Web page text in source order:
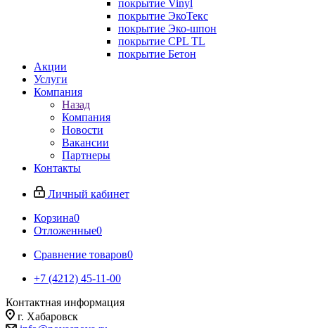
покрытие Vinyl
покрытие ЭкоТекс
покрытие Эко-шпон
покрытие CPL TL
покрытие Бетон
Акции
Услуги
Компания
Назад
Компания
Новости
Вакансии
Партнеры
Контакты
Личный кабинет
Корзина0
Отложенные0
Сравнение товаров0
+7 (4212) 45-11-00
Контактная информация
г. Хабаровск